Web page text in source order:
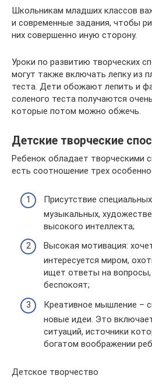
Школьникам младших классов
и современные задания, чтобы
них совершенно иную сторону.
Уроки по развитию творческих
могут также включать лепку из
теста. Дети обожают лепить и
соленого теста получаются
которые потом можно обжечь.
Детские творческие
Ребенок обладает творческими
есть соотношение трех
Присутствие
музыкальных,
высокого интеллекта;
Высокая мотивация:
интересуется миром,
ищет ответы на
беспокоят;
Креативное мышление –
новые идеи. Это
ситуаций, источники
богатом воображении
Детское творчество